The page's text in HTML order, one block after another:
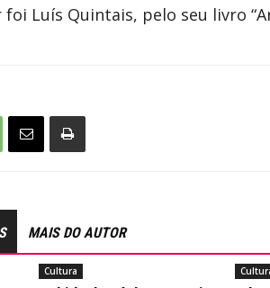
foi Luís Quintais, pelo seu livro
MAIS DO AUTOR
Cultura